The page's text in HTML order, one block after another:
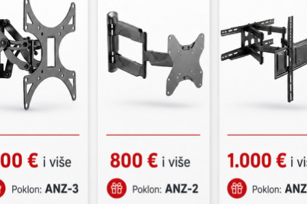
NVR se obično koristi u sistemu IP video
Mrežni video snimači se razlikuju od
iz direktne veze na karticu za snimanje
na DVR-u, dok se video na NVR-u kodira i
skladištenje ili daljinsko gledanje. Dodatna
kompresovanje ili tagovanje meta podacima.
Postoje hibridni NVR/DVR sistemi za
putem veb pregledača i korisniku može biti